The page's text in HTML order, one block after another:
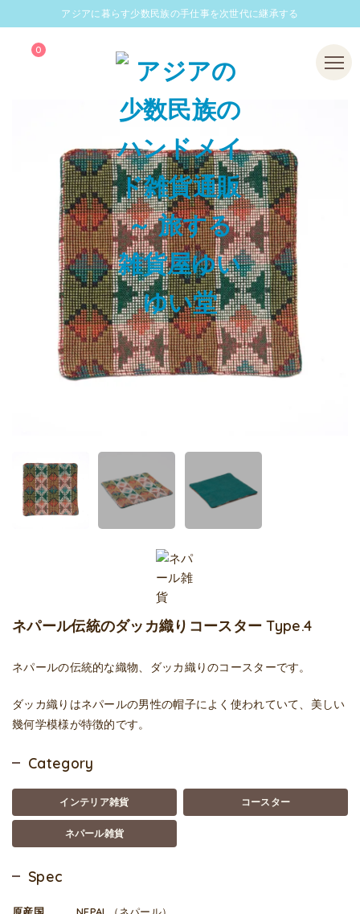
アジアに暮らす少数民族の手仕事を次世代に継承する
0 Menu
ネパール伝統のダッカ織りコースター Type.4
ネパールの伝統的な織物、ダッカ織りのコースターです。
ダッカ織りはネパールの男性の帽子によく使われていて、美しい
幾何学模様が特徴的です。
Category
インテリア雑貨 コースター
ネパール雑貨
Spec